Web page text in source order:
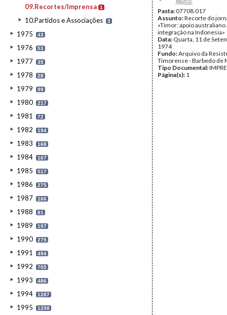
09.Recortes/Imprensa 1
10.Partidos e Associações 3
1975 43
1976 53
1977 35
1978 28
1979 99
1980 217
1981 72
1982 194
1983 168
1984 167
1985 517
1986 275
1987 166
1988 81
1989 197
1990 275
1991 494
1992 705
1993 486
1994 1287
1995 1298
Pasta:07708.017
Assunto:Recorte do
«Timor: apoio australiano
integração na Indonesia»
Data: Quarta, 11 de
1974
Fundo:Arquivo da
Timorense - Barbedo de
Tipo Documental:
Página(s): 1